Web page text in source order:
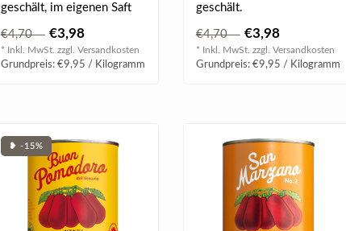
geschält, im eigenen Saft
€4,70 €3,98
* Inkl. MwSt. zzgl. Versandkosten
Grundpreis: €9,95 / Kilogramm
geschält.
€4,70 €3,98
* Inkl. MwSt. zzgl. Versandkosten
Grundpreis: €9,95 / Kilogramm
❥ -15%